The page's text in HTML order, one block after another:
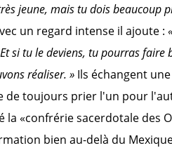
jeune, mais tu dois beaucoup
un regard intense il ajoute :
si tu le deviens, tu pourras faire
réaliser. » Ils échangent
de toujours prier l'un pour
la «confrérie sacerdotale des
bien au-delà du